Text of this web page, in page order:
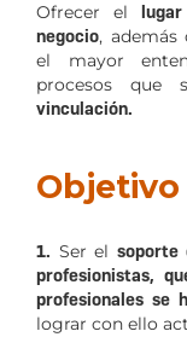
Ofrecer el
negocio, además
el mayor
procesos que
vinculación.
1. Ser elsoporte
profesionistas,
profesionales se
lograr con ello